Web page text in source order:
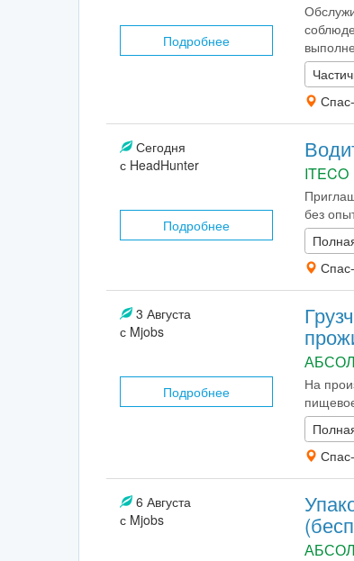
Подробнее
Сегодня
с HeadHunter
Подробнее
ITECO
без
3 Августа
с Mjobs
Подробнее
На
6 Августа
с Mjobs